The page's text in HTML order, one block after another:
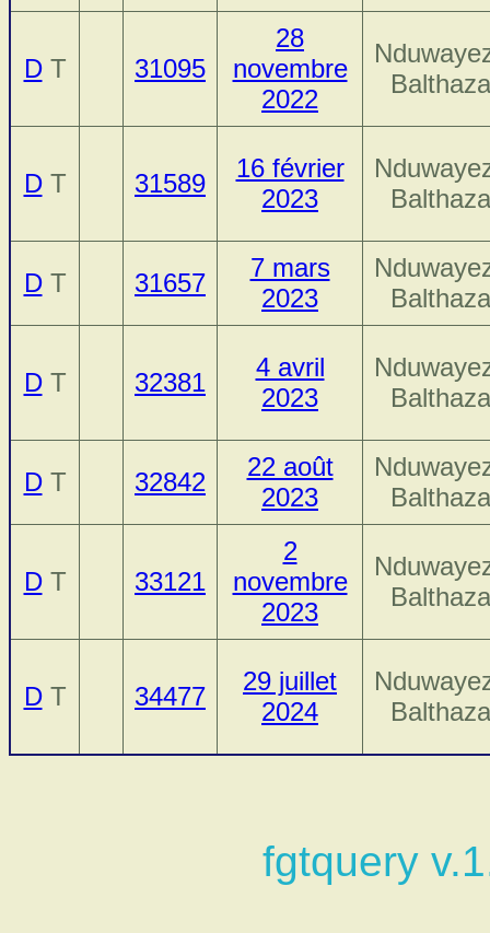
DT 31095
28
novembre
2022
DT 31589
16 février
2023
DT 31657
7 mars
2023
DT 32381
4 avril
2023
DT 32842
22 août
2023
DT 33121
2
novembre
2023
DT 34477
29 juillet
2024
fgtquery